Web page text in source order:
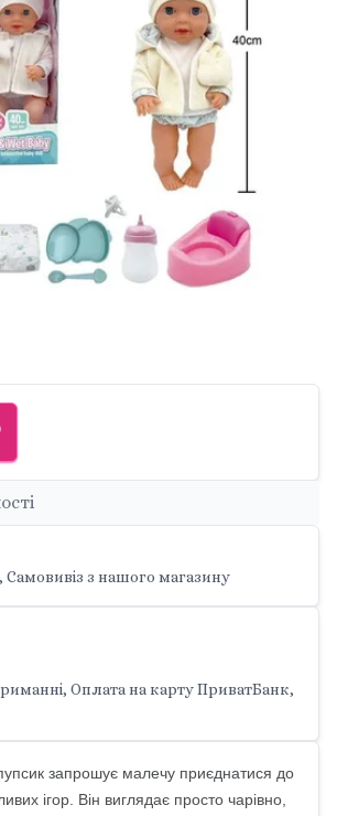
з нашого магазину
Оплата на карту ПриватБанк,
запрошує малечу приєднатися до
ігор. Він виглядає просто чарівно,